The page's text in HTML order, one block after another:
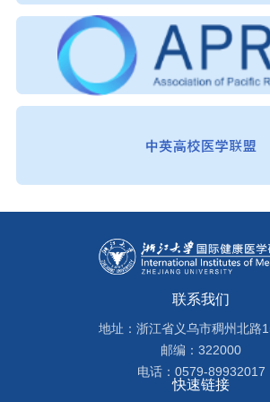
联系我们
地址：浙江省义乌市稠州北路
邮编：322000
电话：0579-89932017
快速链接